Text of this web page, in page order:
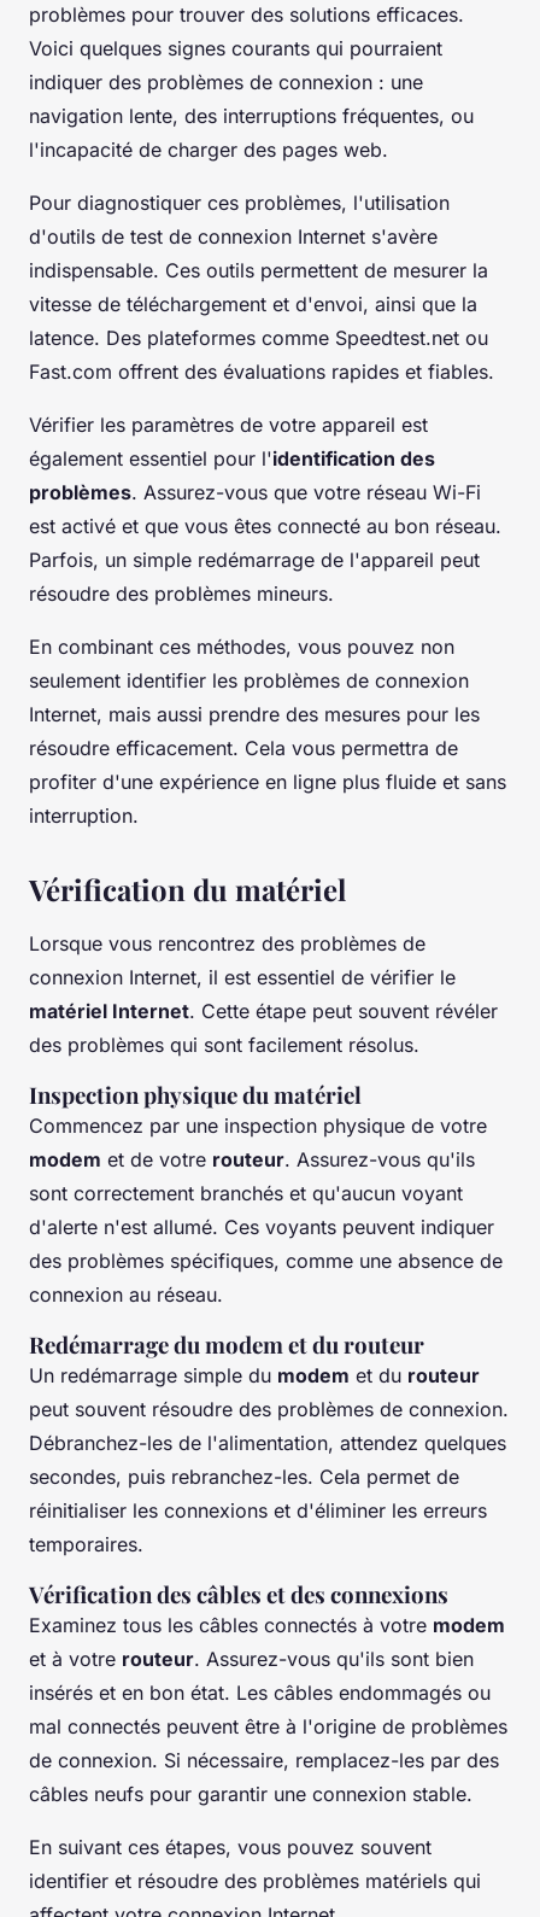
problèmes pour trouver des solutions efficaces.
Voici quelques signes courants qui pourraient
indiquer des problèmes de connexion : une
navigation lente, des interruptions fréquentes, ou
l'incapacité de charger des pages web.
Pour diagnostiquer ces problèmes, l'utilisation
d'outils de test de connexion Internet s'avère
indispensable. Ces outils permettent de mesurer la
vitesse de téléchargement et d'envoi, ainsi que la
latence. Des plateformes comme Speedtest.net ou
Fast.com offrent des évaluations rapides et fiables.
Vérifier les paramètres de votre appareil est
également essentiel pour l'identification des
problèmes. Assurez-vous que votre réseau Wi-Fi
est activé et que vous êtes connecté au bon réseau.
Parfois, un simple redémarrage de l'appareil peut
résoudre des problèmes mineurs.
En combinant ces méthodes, vous pouvez non
seulement identifier les problèmes de connexion
Internet, mais aussi prendre des mesures pour les
résoudre efficacement. Cela vous permettra de
profiter d'une expérience en ligne plus fluide et sans
interruption.
Vérification du matériel
Lorsque vous rencontrez des problèmes de
connexion Internet, il est essentiel de vérifier le
matériel Internet. Cette étape peut souvent révéler
des problèmes qui sont facilement résolus.
Inspection physique du matériel
Commencez par une inspection physique de votre
modem et de votre routeur. Assurez-vous qu'ils
sont correctement branchés et qu'aucun voyant
d'alerte n'est allumé. Ces voyants peuvent indiquer
des problèmes spécifiques, comme une absence de
connexion au réseau.
Redémarrage du modem et du routeur
Un redémarrage simple du modem et du routeur
peut souvent résoudre des problèmes de connexion.
Débranchez-les de l'alimentation, attendez quelques
secondes, puis rebranchez-les. Cela permet de
réinitialiser les connexions et d'éliminer les erreurs
temporaires.
Vérification des câbles et des connexions
Examinez tous les câbles connectés à votre modem
et à votre routeur. Assurez-vous qu'ils sont bien
insérés et en bon état. Les câbles endommagés ou
mal connectés peuvent être à l'origine de problèmes
de connexion. Si nécessaire, remplacez-les par des
câbles neufs pour garantir une connexion stable.
En suivant ces étapes, vous pouvez souvent
identifier et résoudre des problèmes matériels qui